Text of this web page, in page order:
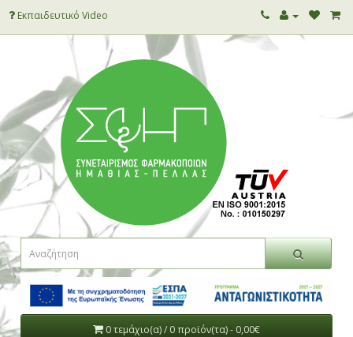
Εκπαιδευτικό Video
0 τεμάχιο(α) / 0 προϊόν(τα) - 0,00€